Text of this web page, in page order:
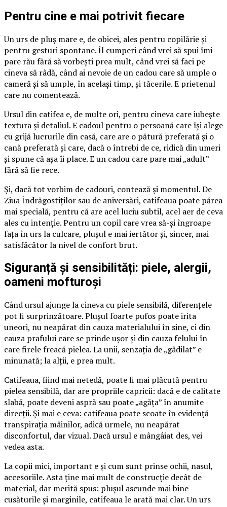
Pentru cine e mai potrivit fiecare
Un urs de pluș mare e, de obicei, ales pentru copilărie și
pentru gesturi spontane. Îl cumperi când vrei să spui îmi
pare rău fără să vorbești prea mult, când vrei să faci pe
cineva să râdă, când ai nevoie de un cadou care să umple o
cameră și să umple, în același timp, și tăcerile. E prietenul
care nu comentează.
Ursul din catifea e, de multe ori, pentru cineva care iubește
textura și detaliul. E cadoul pentru o persoană care își alege
cu grijă lucrurile din casă, care are o pătură preferată și o
cană preferată și care, dacă o întrebi de ce, ridică din umeri
și spune că așa îi place. E un cadou care pare mai „adult”
fără să fie rece.
Și, dacă tot vorbim de cadouri, contează și momentul. De
Ziua Îndrăgostiților sau de aniversări, catifeaua poate părea
mai specială, pentru că are acel luciu subtil, acel aer de ceva
ales cu intenție. Pentru un copil care vrea să-și îngroape
fața în urs la culcare, plușul e mai iertător și, sincer, mai
satisfăcător la nivel de confort brut.
Siguranță și sensibilități: piele, alergii,
oameni mofturoși
Când ursul ajunge la cineva cu piele sensibilă, diferențele
pot fi surprinzătoare. Plușul foarte pufos poate irita
uneori, nu neapărat din cauza materialului în sine, ci din
cauza prafului care se prinde ușor și din cauza felului în
care firele freacă pielea. La unii, senzația de „gâdilat” e
minunată; la alții, e prea mult.
Catifeaua, fiind mai netedă, poate fi mai plăcută pentru
pielea sensibilă, dar are propriile capricii: dacă e de calitate
slabă, poate deveni aspră sau poate „agăța” în anumite
direcții. Și mai e ceva: catifeaua poate scoate în evidență
transpirația mâinilor, adică urmele, nu neapărat
disconfortul, dar vizual. Dacă ursul e mângâiat des, vei
vedea asta.
La copii mici, important e și cum sunt prinse ochii, nasul,
accesoriile. Asta ține mai mult de construcție decât de
material, dar merită spus: plușul ascunde mai bine
cusăturile și marginile, catifeaua le arată mai clar. Un urs